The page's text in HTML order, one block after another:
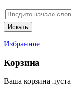
Избранное
Корзина
Ваша корзина пуста